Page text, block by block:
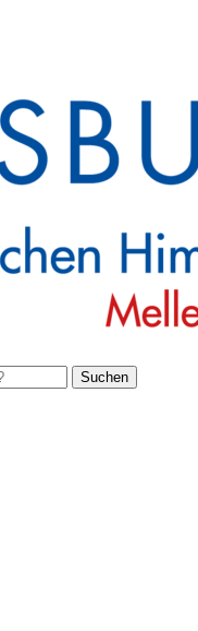
Suchen